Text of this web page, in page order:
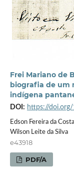
Frei Mariano de
biografia de um
indígena
DOI: https://
Edson Fereira da
Wilson Leite da Silva
e43918
PDF/A